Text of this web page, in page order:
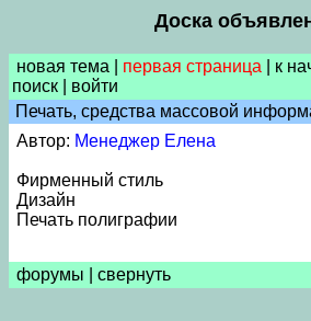
Доска
новая тема первая страница к
поиск
войти
Печать, средства массовой
Автор: Менеджер Елена
Фирменный стиль
Дизайн
Печать полиграфии
форумы свернуть